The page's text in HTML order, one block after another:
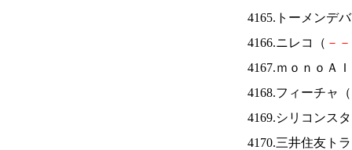
4165.トーメンデ
4166.ニレコ（ － －
4167.ｍｏｎｏＡ
4168.フィーチャ（
4169.シリコンス
4170.三井住友ト